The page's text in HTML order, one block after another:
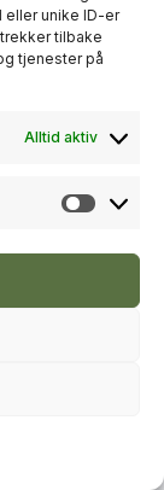
eller unike ID-er
tilbake
tjenester på
Alltid aktiv